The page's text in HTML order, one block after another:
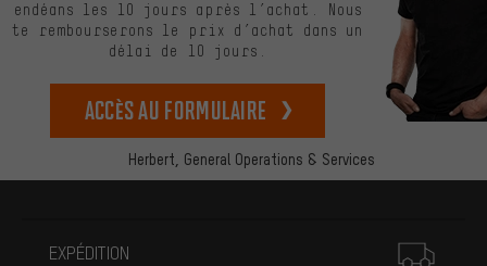
Herbert, General Operations & Services
endéans les 10 jours après l’achat. Nous
te rembourserons le prix d’achat dans un
délai de 10 jours.
Accès au formulaire
EXPÉDITION